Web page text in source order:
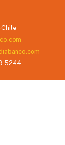
Chile
5244